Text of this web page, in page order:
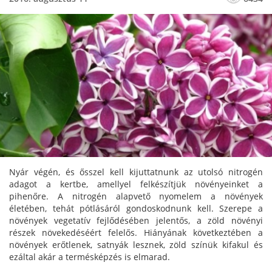
Nyár végén, és ősszel kell kijuttatnunk az utolsó nitrogén
adagot a kertbe, amellyel felkészítjük növényeinket a
pihenőre. A nitrogén alapvető nyomelem a növények
életében, tehát pótlásáról gondoskodnunk kell. Szerepe a
növények vegetatív fejlődésében jelentős, a zöld növényi
részek növekedéséért felelős. Hiányának következtében a
növények erőtlenek, satnyák lesznek, zöld színük kifakul és
ezáltal akár a termésképzés is elmarad.